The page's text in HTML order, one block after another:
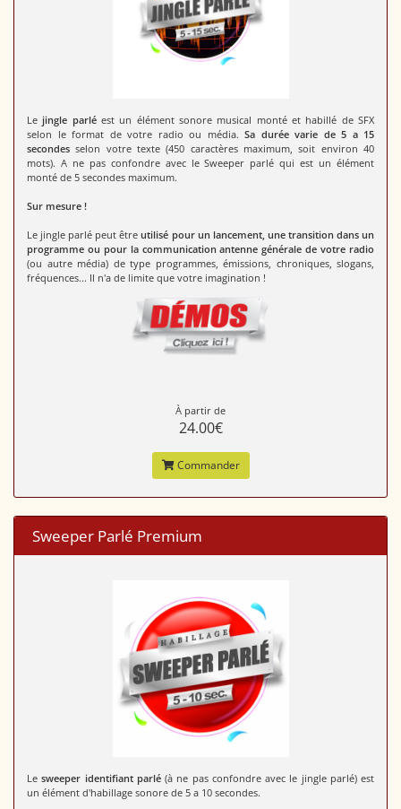
Le jingle parléest un élément sonore musical monté et habillé de SFX
selon le format de votre radio ou média. Sa durée varie de 5 a 15
secondes selon votre texte (450 caractères maximum, soit environ 40
mots). A ne pas confondre avec le Sweeper parlé qui est un élément
monté de 5 secondes maximum.
Sur mesure !
Le jingle parlé peut êtreutilisé pour un lancement, une transition dans un
programme ou pour la communication antenne générale de votre radio
(ou autre média) de type programmes, émissions, chroniques, slogans,
fréquences... Il n'a de limite que votre imagination !
À partir de
24.00€
Commander
Sweeper Parlé Premium
Lesweeper identifiant parlé(à ne pas confondre avec le jingle parlé) est
un élément d'habillage sonore de 5 a 10 secondes.